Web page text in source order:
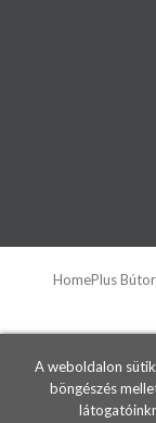
HomePlus
A weboldalon
böngészés